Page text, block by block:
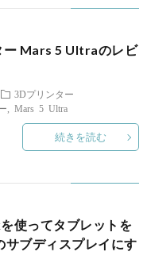
ー Mars 5 Ultraのレビ
3Dプリンター
Mars 5 Ultra
続きを読む
使ってタブレットを
ブディスプレイにす